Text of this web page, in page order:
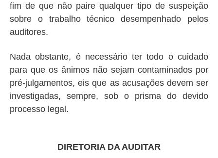
fim de que não paire qualquer tipo de suspeição
sobre o trabalho técnico desempenhado pelos
auditores.
Nada obstante, é necessário ter todo o cuidado
para que os ânimos não sejam contaminados por
pré-julgamentos, eis que as acusações devem ser
investigadas, sempre, sob o prisma do devido
processo legal.
DIRETORIA DA AU​DITAR